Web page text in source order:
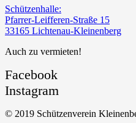
Schützenhalle:
Pfarrer-Leifferen-Straße 15
33165 Lichtenau-Kleinenberg
Auch zu vermieten!
Facebook
Instagram
© 2019 Schützenverein